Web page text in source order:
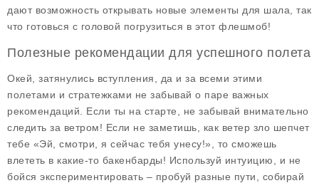
дают возможность открывать новые элементы для шала, так
что готовься с головой погрузиться в этот флешмоб!
Полезные рекомендации для успешного полета
Окей, затянулись вступления, да и за всеми этими
полетами и стратежками не забывай о паре важных
рекомендаций. Если ты на старте, не забывай внимательно
следить за ветром! Если не заметишь, как ветер зло шепчет
тебе «Эй, смотри, я сейчас тебя унесу!», то сможешь
влететь в какие-то бакенбарды! Используй интуицию, и не
бойся экспериментировать – пробуй разные пути, собирай